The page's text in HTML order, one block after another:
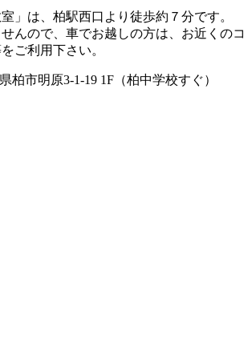
」は、柏駅西口より徒歩約７分です。
んので、車でお越しの方は、お近くのコ
ご利用下さい。
柏市明原3-1-19 1F（柏中学校すぐ）